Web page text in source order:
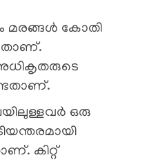
മരങ്ങൾ കോതി
ഒരു
കിറ്റ്